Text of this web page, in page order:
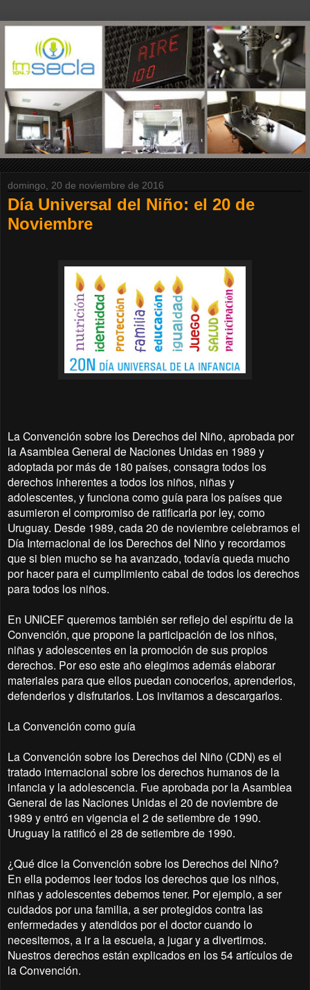
domingo, 20 de noviembre de 2016
Día Universal del Niño: el 20 de
Noviembre
La Convención sobre los Derechos del Niño, aprobada por
la Asamblea General de Naciones Unidas en 1989 y
adoptada por más de 180 países, consagra todos los
derechos inherentes a todos los niños, niñas y
adolescentes, y funciona como guía para los países que
asumieron el compromiso de ratificarla por ley, como
Uruguay. Desde 1989, cada 20 de noviembre celebramos el
Día Internacional de los Derechos del Niño y recordamos
que si bien mucho se ha avanzado, todavía queda mucho
por hacer para el cumplimiento cabal de todos los derechos
para todos los niños.
En UNICEF queremos también ser reflejo del espíritu de la
Convención, que propone la participación de los niños,
niñas y adolescentes en la promoción de sus propios
derechos. Por eso este año elegimos además elaborar
materiales para que ellos puedan conocerlos, aprenderlos,
defenderlos y disfrutarlos. Los invitamos a descargarlos.
La Convención como guía
La Convención sobre los Derechos del Niño (CDN) es el
tratado internacional sobre los derechos humanos de la
infancia y la adolescencia. Fue aprobada por la Asamblea
General de las Naciones Unidas el 20 de noviembre de
1989 y entró en vigencia el 2 de setiembre de 1990.
Uruguay la ratificó el 28 de setiembre de 1990.
¿Qué dice la Convención sobre los Derechos del Niño?
En ella podemos leer todos los derechos que los niños,
niñas y adolescentes debemos tener. Por ejemplo, a ser
cuidados por una familia, a ser protegidos contra las
enfermedades y atendidos por el doctor cuando lo
necesitemos, a ir a la escuela, a jugar y a divertirnos.
Nuestros derechos están explicados en los 54 artículos de
la Convención.